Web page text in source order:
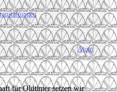
Atom
für Oldtimer setzen wir